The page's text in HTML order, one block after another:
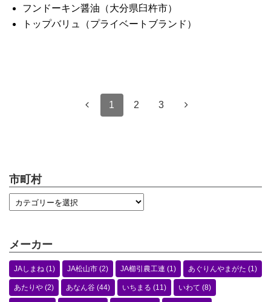
フンドーキン醤油（大分県臼杵市）
トップバリュ（プライベートブランド）
1 2 3
市町村
メーカー
JAしまね (1) JA松山市 (2) JA櫛引農工連 (1) あぐりんやまがた (1)
あたりや (2) あなん谷 (44) いちまる (11) いわて (8)